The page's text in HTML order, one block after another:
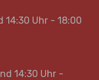
14:30 Uhr - 18:00
14:30 Uhr -